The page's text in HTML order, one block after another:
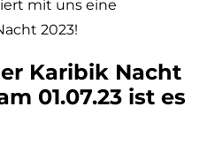
mit uns eine
2023!
Karibik Nacht
01.07.23 ist es